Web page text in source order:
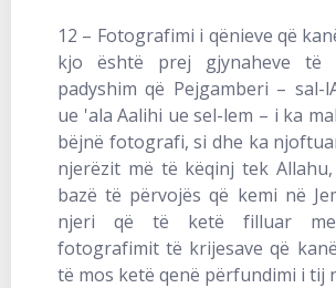
12 – Fotografimi i qënieve që
kjo është prej gjynaheve të
padyshim që Pejgamberi – sal-
ue 'ala Aalihi ue sel-lem – i ka
bëjnë fotografi, si dhe ka
njerëzit më të këqinj tek
bazë të përvojës që kemi në
njeri që të ketë filluar
fotografimit të krijesave që
të mos ketë qenë përfundimi i tij